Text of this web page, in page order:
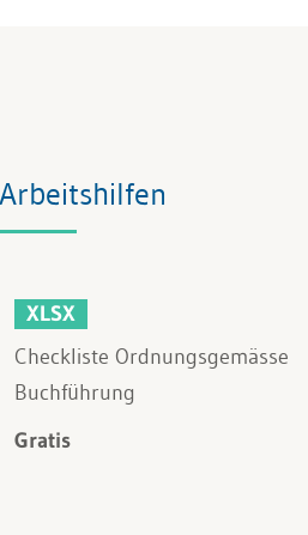
XLSX
Checkliste Ordnungsgemässe
Buchführung
Gratis